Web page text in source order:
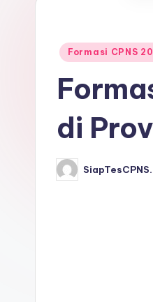
Posted
Formasi CPNS
di
Posted
by